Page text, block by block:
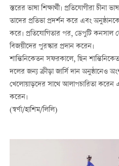
স্তরের ভাষা শিক্ষার্থী। প্রতিযোগীরা
তাদের প্রতিভা প্রদর্শন করে এবং
করে। প্রতিযোগিতার পর, ডেপুটি কনসাল
বিজয়ীদের পুরস্কার প্রদান করেন।
শান্তিনিকেতন সফরকালে, ছিন
দলের জন্য ক্রীড়া জার্সি দান অনুষ্ঠানেও
খেলোয়াড়দের সাথে আলাপচারিতা করেন
করেন।
(স্বর্ণা/হাশিম/লিলি)